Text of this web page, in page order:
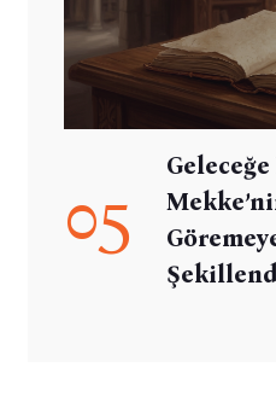
05